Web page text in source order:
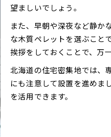
間運用で気をつけたい燃料管理
ーブの消耗対策と清掃の重要
冷え込み時に役立つペレッ
性を活かした暖房効率アップ
回避に役立つペレットストー
トストーブ設置時の離隔距
や条例に基づく安全なストー
ラブルを未然に防ぐ設置ポイ
ブ設置前の近隣説明が信頼関
望ましいでしょう。
また、早朝や深夜など静か
な木質ペレットを選ぶこと
挨拶をしておくことで、万
北海道の住宅密集地では、
にも注意して設置を進めま
を活用できます。